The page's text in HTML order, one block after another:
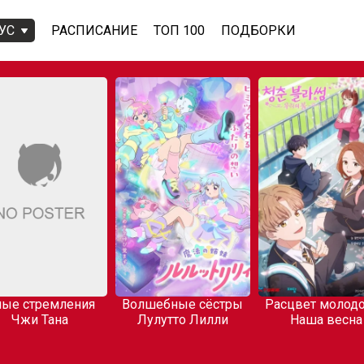
РАСПИСАНИЕ ТОП 100 ПОДБОРКИ
стремления
Чжи Тана
Волшебные сёстры
Лулутто Лилли
Расцвет
Наша весна